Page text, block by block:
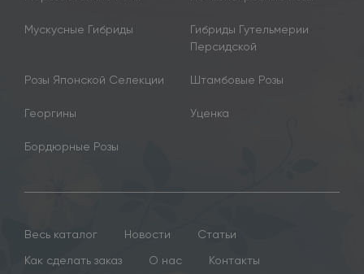
Мускусные Гибриды
Гибриды Гутельмерии
Персидской
Розы Японской Селекции Штамбовые Розы
Георгины Уценка
Бордюрные Розы
Весь каталог Новости
Статьи
Как сделать заказ
О нас Контакты